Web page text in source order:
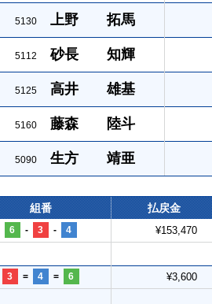
5130 上野 拓馬
5112 砂長 知輝
5125 高井 雄基
5160 藤森 陸斗
5090 生方 靖亜
組番 払戻金
6 - 3 - 4 ¥153,470
3 = 4 = 6 ¥3,600